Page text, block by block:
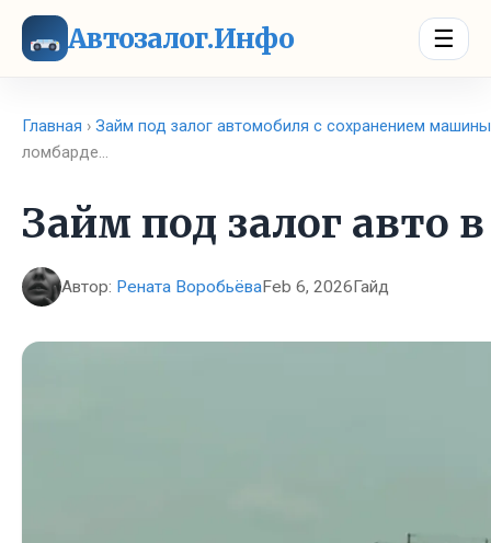
Автозалог.Инфо ☰
Главная › Займ под залог автомобиля с сохранением машины
ломбарде…
Займ под залог авто
Автор: Рената ВоробьёваFeb 6, 2026Гайд